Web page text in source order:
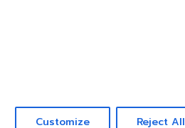
Customize Reject All